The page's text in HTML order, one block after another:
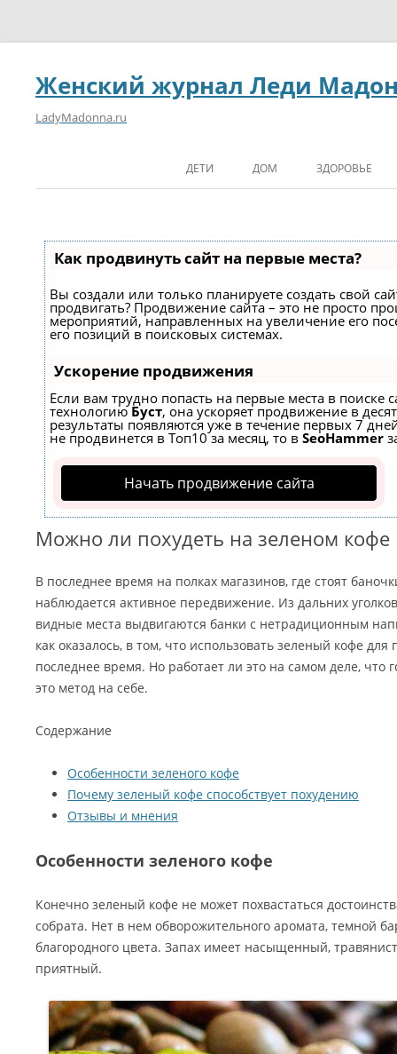
Женский журнал Леди
LadyMadonna.ru
ДЕТИ ДОМ ЗДОРОВЬЕ
Как продвинуть сайт на первые места?
Вы создали или только планируете создать свой
продвигать? Продвижение сайта – это не просто
мероприятий, направленных на увеличение его
его позиций в поисковых системах.
Ускорение продвижения
Если вам трудно попасть на первые места в поиске
технологиюБуст, она ускоряет продвижение в
результаты появляются уже в течение первых 7
не продвинется в Топ10 за месяц, то в SeoHammer
Начать продвижение сайта
Можно ли похудеть на зеленом кофе
В последнее время на полках магазинов, где стоят
наблюдается активное передвижение. Из дальних
видные места выдвигаются банки с нетрадиционным
как оказалось, в том, что использовать зеленый кофе
последнее время. Но работает ли это на самом деле, что
это метод на себе.
Содержание
Особенности зеленого кофе
Почему зеленый кофе способствует похудению
Отзывы и мнения
Особенности зеленого кофе
Конечно зеленый кофе не может похвастаться
собрата. Нет в нем обворожительного аромата, темной
благородного цвета. Запах имеет насыщенный,
приятный.